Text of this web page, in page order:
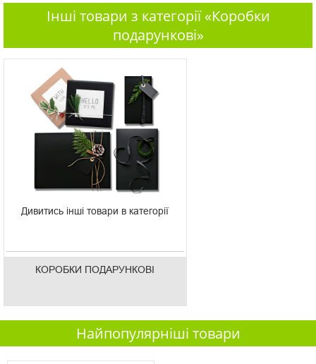
Інші товари з категорії «Коробки
подарункові»
Дивитись інші товари в категорії
КОРОБКИ ПОДАРУНКОВІ
Найпопулярніші товари